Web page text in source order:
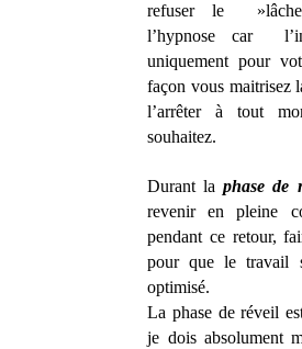
refuser le
l’hypnose car
uniquement pour
façon vous maitrisez
l’arrêter à tout
souhaitez.
Durant laphase de
revenir en pleine
pendant ce retour,
pour que le travail
optimisé.
La phase de réveil
je dois absolument